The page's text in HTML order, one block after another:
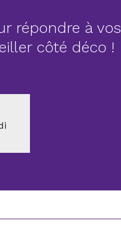
répondre à vos
côté déco !